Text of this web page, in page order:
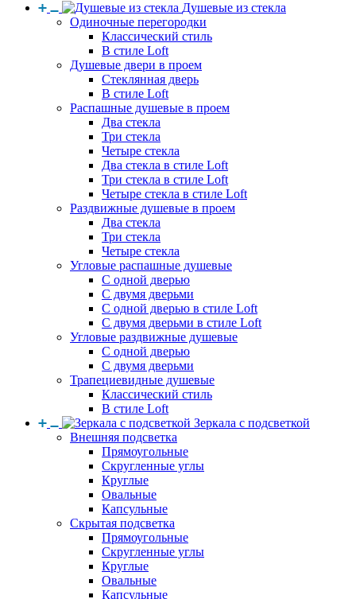
Душевые из стекла
Одиночные перегородки
Классический стиль
В стиле Loft
Душевые двери в проем
Стеклянная дверь
В стиле Loft
Распашные душевые в проем
Два стекла
Три стекла
Четыре стекла
Два стекла в стиле Loft
Три стекла в стиле Loft
Четыре стекла в стиле Loft
Раздвижные душевые в проем
Два стекла
Три стекла
Четыре стекла
Угловые распашные душевые
С одной дверью
С двумя дверьми
С одной дверью в стиле Loft
С двумя дверьми в стиле Loft
Угловые раздвижные душевые
С одной дверью
С двумя дверьми
Трапециевидные душевые
Классический стиль
В стиле Loft
Зеркала с подсветкой
Внешняя подсветка
Прямоугольные
Скругленные углы
Круглые
Овальные
Капсульные
Скрытая подсветка
Прямоугольные
Скругленные углы
Круглые
Овальные
Капсульные